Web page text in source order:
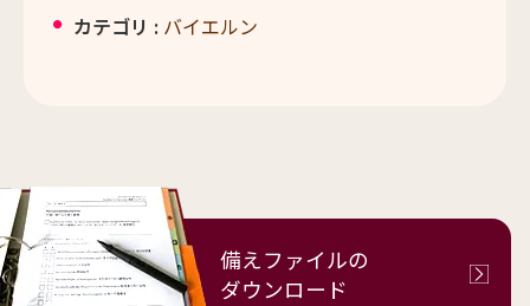
カテゴリ : バイエルン
備えファイルの
ダウンロード